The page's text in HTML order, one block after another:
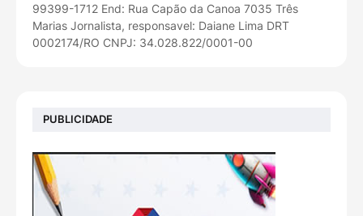
99399-1712 End: Rua Capão da Canoa 7035 Três
Marias Jornalista, responsavel: Daiane Lima DRT
0002174/RO CNPJ: 34.028.822/0001-00
PUBLICIDADE